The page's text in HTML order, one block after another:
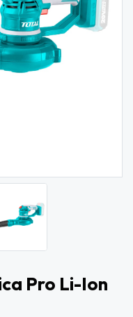
Pro Li-Ion